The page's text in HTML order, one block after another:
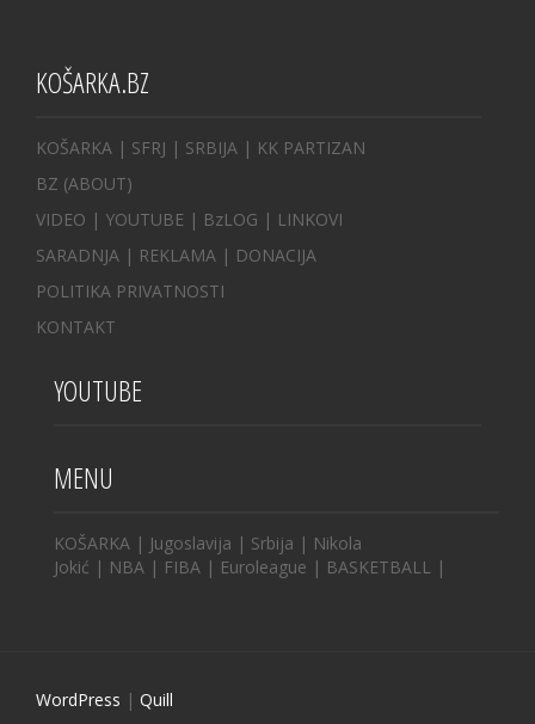
KOŠARKA.BZ
KOŠARKA | SFRJ | SRBIJA | KK PARTIZAN
BZ (ABOUT)
VIDEO | YOUTUBE | BzLOG | LINKOVI
SARADNJA | REKLAMA | DONACIJA
POLITIKA PRIVATNOSTI
KONTAKT
YOUTUBE
MENU
KOŠARKA | Jugoslavija | Srbija | Nikola
Jokić | NBA | FIBA | Euroleague | BASKETBALL |
WordPress | Quill